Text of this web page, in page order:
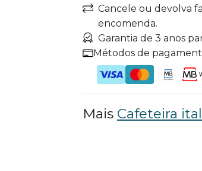
Cancele ou devolva
encomenda.
Garantia de 3 anos
Métodos de
Mais Cafeteira